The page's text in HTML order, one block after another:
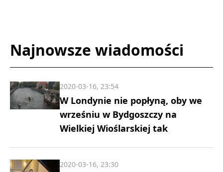
Najnowsze wiadomości
W Londynie nie popłyną, oby we
wrześniu w Bydgoszczy na
Wielkiej Wioślarskiej tak
2020-03-16, 23:54
2020-03-16, 23:30